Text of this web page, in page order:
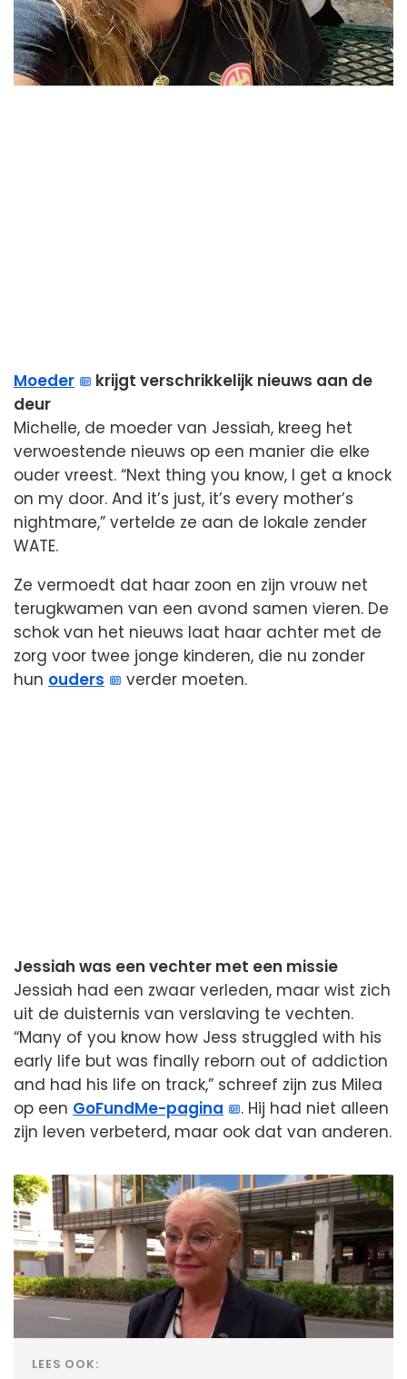
Moeder
krijgt verschrikkelijk nieuws aan de
deur
Michelle, de moeder van Jessiah, kreeg het
verwoestende nieuws op een manier die elke
ouder vreest. “Next thing you know, I get a knock
on my door. And it’s just, it’s every mother’s
nightmare,” vertelde ze aan de lokale zender
WATE.
Ze vermoedt dat haar zoon en zijn vrouw net
terugkwamen van een avond samen vieren. De
schok van het nieuws laat haar achter met de
zorg voor twee jonge kinderen, die nu zonder
hun ouders verder moeten.
Jessiah was een vechter met een missie
Jessiah had een zwaar verleden, maar wist zich
uit de duisternis van verslaving te vechten.
“Many of you know how Jess struggled with his
early life but was finally reborn out of addiction
and had his life on track,” schreef zijn zus Milea
op een GoFundMe-pagina
. Hij had niet alleen
zijn leven verbeterd, maar ook dat van anderen.
LEES OOK: